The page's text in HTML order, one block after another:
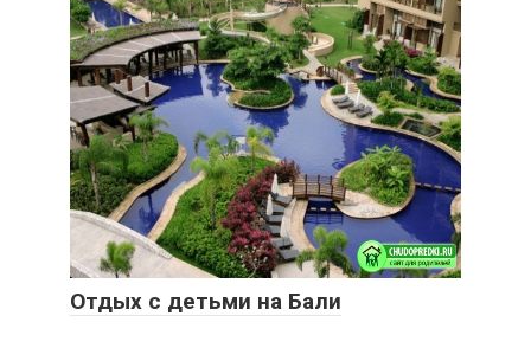
Отдых с детьми на Бали